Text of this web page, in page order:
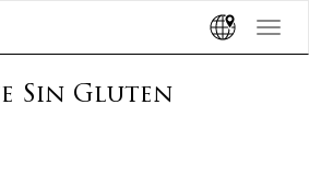
Toggle
Sin Gluten